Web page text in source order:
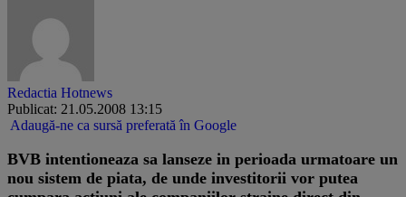
Redactia Hotnews
Publicat: 21.05.2008 13:15
Adaugă-ne ca sursă preferată în Google
BVB intentioneaza sa lanseze in perioada urmatoare un
nou sistem de piata, de unde investitorii vor putea